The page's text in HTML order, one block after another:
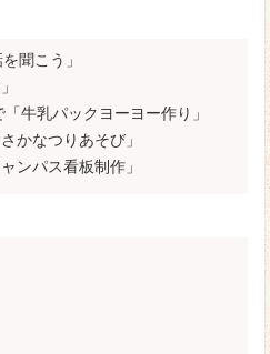
聞こう」
牛乳パックヨーヨー作り」
かなつりあそび」
ンパス看板制作」